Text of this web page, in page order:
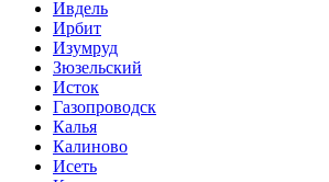
Ивдель
Ирбит
Изумруд
Зюзельский
Исток
Газопроводск
Калья
Калиново
Исеть